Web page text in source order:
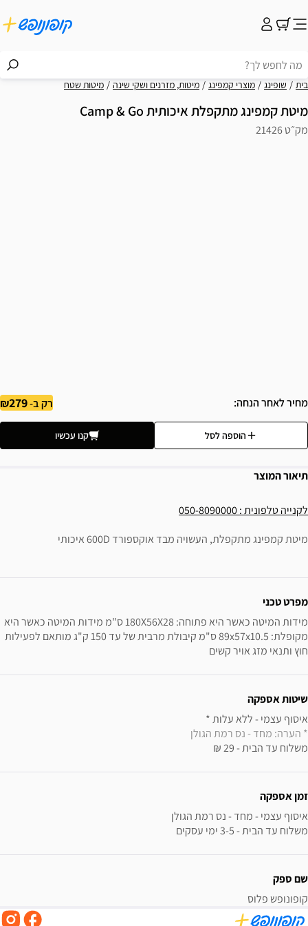
בית שופינג מוצרי קמפינג מיטות, מזרנים ושקי שינה מיטות שטח
מיטת קמפינג מתקפלת איכותית Camp & Go
מק״ט 21426
מחיר לאחר הנחה רק ב-279
הוספה לסל קנו עכשיו
תיאור המוצר
לקנייה טלפונית : 050-8090000
מיטת קמפינג מתקפלת, העשויה מבד אוקספורד 600D איכותי
מפרט טכני
חוץ ותנאי מזג אויר קשים
שיטות אספקה
איסוף עצמי - ללא עלות *
* הערה: מחד - נס רמת הגולן
משלוח עד הבית - 29 ₪
זמן אספקה
משלוח עד הבית - 3-5 ימי עסקים
שם ספק
קופונופש פלוס